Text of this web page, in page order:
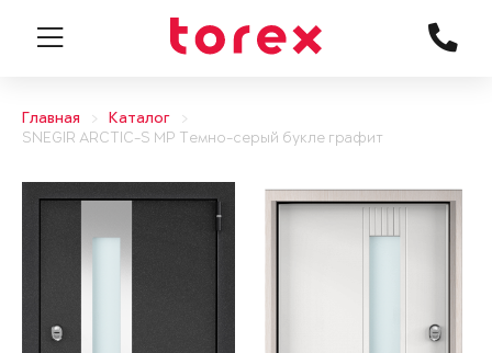
Главная
Каталог
SNEGIR ARCTIC-S MP Темно-серый букле графит